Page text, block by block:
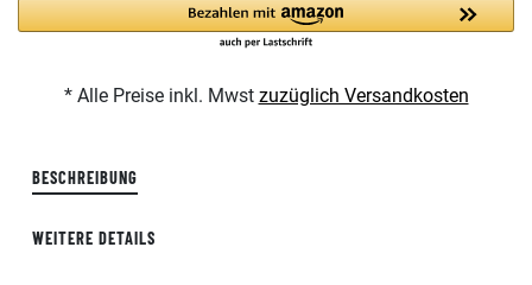
* Alle Preise inkl. Mwst zuzüglich Versandkosten
BESCHREIBUNG
WEITERE DETAILS